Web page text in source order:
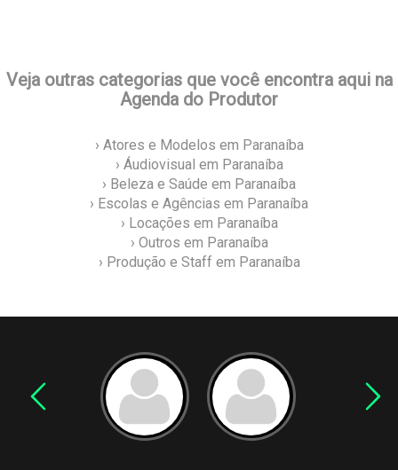
Veja outras categorias que você encontra aqui na
Agenda do Produtor
› Atores e Modelos em Paranaíba
› Áudiovisual em Paranaíba
› Beleza e Saúde em Paranaíba
› Escolas e Agências em Paranaíba
› Locações em Paranaíba
› Outros em Paranaíba
› Produção e Staff em Paranaíba